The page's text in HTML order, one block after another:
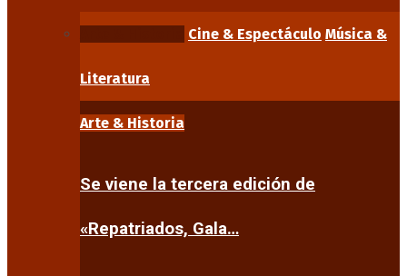
Cine & Espectáculo Música &
Literatura
Arte & Historia
Se viene la tercera edición de
«Repatriados, Gala…